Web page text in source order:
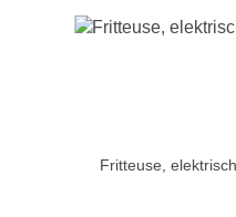
Fritteuse,